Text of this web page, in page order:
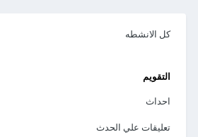
كل الانشطه
التقويم
احداث
تعليقات علي الحدث